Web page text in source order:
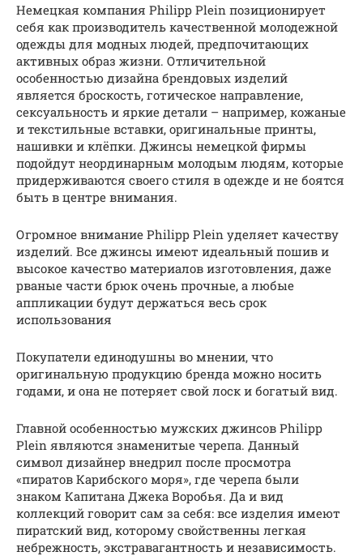
Немецкая компания Philipp Plein позиционирует
себя как производитель качественной молодежной
одежды для модных людей, предпочитающих
активных образ жизни. Отличительной
особенностью дизайна брендовых изделий
является броскость, готическое направление,
сексуальность и яркие детали – например, кожаные
и текстильные вставки, оригинальные принты,
нашивки и клёпки. Джинсы немецкой фирмы
подойдут неординарным молодым людям, которые
придерживаются своего стиля в одежде и не боятся
быть в центре внимания.
Огромное внимание Philipp Plein уделяет качеству
изделий. Все джинсы имеют идеальный пошив и
высокое качество материалов изготовления, даже
рваные части брюк очень прочные, а любые
аппликации будут держаться весь срок
использования
Покупатели единодушны во мнении, что
оригинальную продукцию бренда можно носить
годами, и она не потеряет свой лоск и богатый вид.
Главной особенностью мужских джинсов Philipp
Plein являются знаменитые черепа. Данный
символ дизайнер внедрил после просмотра
«пиратов Карибского моря», где черепа были
знаком Капитана Джека Воробья. Да и вид
коллекций говорит сам за себя: все изделия имеют
пиратский вид, которому свойственны легкая
небрежность, экстравагантность и независимость.